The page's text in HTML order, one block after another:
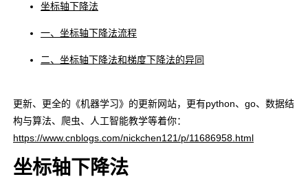
坐标轴下降法
一、坐标轴下降法流程
二、坐标轴下降法和梯度下降法的异同
更新、更全的《机器学习》的更新网站，更有python、go、数据结
构与算法、爬虫、人工智能教学等着你：
https://www.cnblogs.com/nickchen121/p/11686958.html
坐标轴下降法